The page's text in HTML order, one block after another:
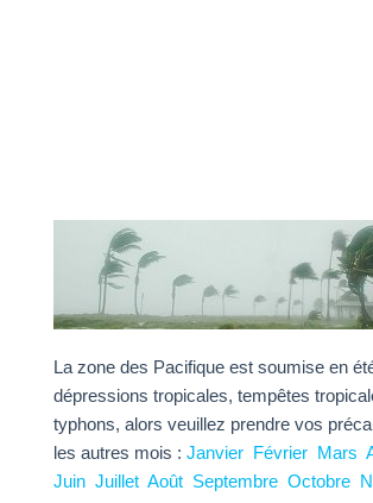
La zone des Pacifique est soumise en
dépressions tropicales, tempêtes
typhons, alors veuillez prendre vos
les autres mois : Janvier Février Mars
Juin Juillet Août Septembre Octobre